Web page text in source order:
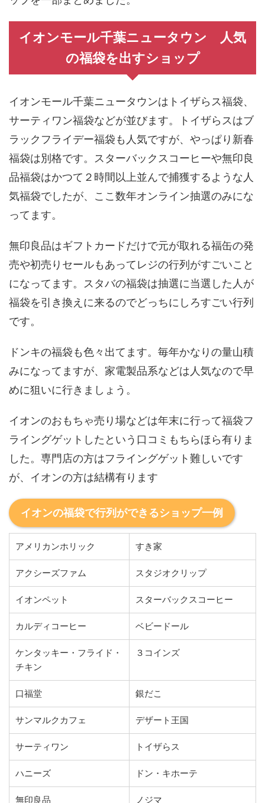
イオンモール千葉ニュータウン 人気
の福袋を出すショップ
イオンモール千葉ニュータウンはトイザらス福袋、
サーティワン福袋などが並びます。トイザらスはブ
ラックフライデー福袋も人気ですが、やっぱり新春
福袋は別格です。スターバックスコーヒーや無印良
品福袋はかつて２時間以上並んで捕獲するような人
気福袋でしたが、ここ数年オンライン抽選のみにな
ってます。
無印良品はギフトカードだけで元が取れる福缶の発
売や初売りセールもあってレジの行列がすごいこと
になってます。スタバの福袋は抽選に当選した人が
福袋を引き換えに来るのでどっちにしろすごい行列
です。
ドンキの福袋も色々出てます。毎年かなりの量山積
みになってますが、家電製品系などは人気なので早
めに狙いに行きましょう。
イオンのおもちゃ売り場などは年末に行って福袋フ
ライングゲットしたという口コミもちらほら有りま
した。専門店の方はフライングゲット難しいです
が、イオンの方は結構有ります
イオンの福袋で行列ができるショップ一例
アメリカンホリック すき家
アクシーズファム スタジオクリップ
イオンペット スターバックスコーヒー
カルディコーヒー ベビードール
ケンタッキー・フライド・
チキン
３コインズ
口福堂 銀だこ
サンマルクカフェ デザート王国
サーティワン トイザらス
ハニーズ ドン・キホーテ
無印良品 ノジマ